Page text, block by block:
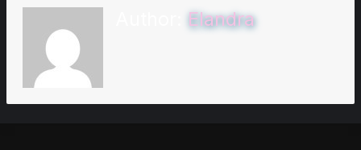
Elandra